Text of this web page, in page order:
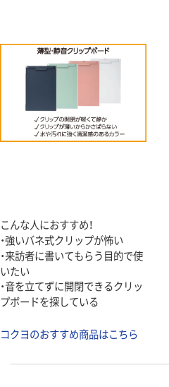
こんな人におすすめ！
・強いバネ式クリップが怖い
・来訪者に書いてもらう目的で使
いたい
・音を立てずに開閉できるクリッ
プボードを探している
コクヨのおすすめ商品はこちら